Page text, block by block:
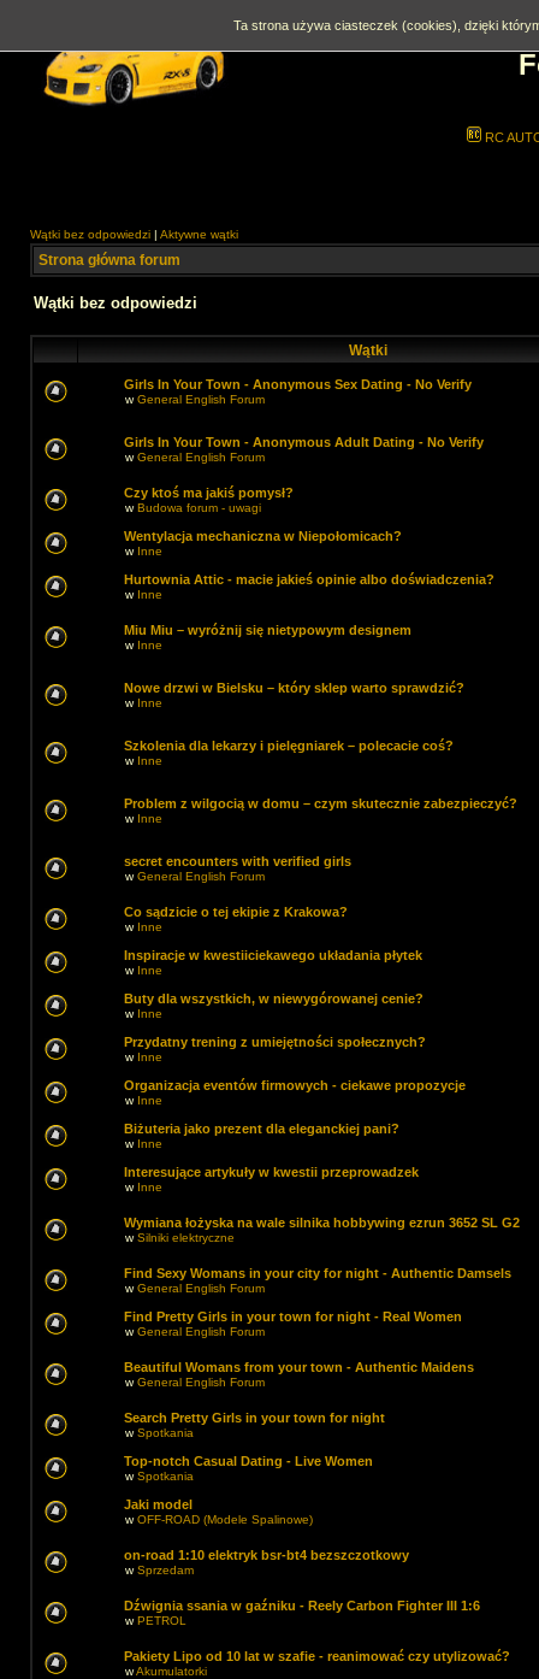
RC
Wątki bez odpowiedzi | Aktywne wątki
Strona główna forum
Wątki bez odpowiedzi
Wątki
Girls In Your Town - Anonymous Sex Dating - No Verify
wGeneral English Forum
Girls In Your Town - Anonymous Adult Dating - No Verify
wGeneral English Forum
Czy ktoś ma jakiś pomysł?
wBudowa forum - uwagi
Wentylacja mechaniczna w Niepołomicach?
w Inne
Hurtownia Attic - macie jakieś opinie albo doświadczenia?
w Inne
Miu Miu – wyróżnij się nietypowym designem
w Inne
Nowe drzwi w Bielsku – który sklep warto sprawdzić?
w Inne
Szkolenia dla lekarzy i pielęgniarek – polecacie coś?
w Inne
Problem z wilgocią w domu – czym skutecznie zabezpieczyć?
w Inne
secret encounters with verified girls
wGeneral English Forum
Co sądzicie o tej ekipie z Krakowa?
w Inne
Inspiracje w kwestiiciekawego układania płytek
w Inne
Buty dla wszystkich, w niewygórowanej cenie?
w Inne
Przydatny trening z umiejętności społecznych?
w Inne
Organizacja eventów firmowych - ciekawe propozycje
w Inne
Biżuteria jako prezent dla eleganckiej pani?
w Inne
Interesujące artykuły w kwestii przeprowadzek
w Inne
Wymiana łożyska na wale silnika hobbywing ezrun 3652 SL G2
wSilniki elektryczne
Find Sexy Womans in your city for night - Authentic Damsels
wGeneral English Forum
Find Pretty Girls in your town for night - Real Women
wGeneral English Forum
Beautiful Womans from your town - Authentic Maidens
wGeneral English Forum
Search Pretty Girls in your town for night
wSpotkania
Top-notch Сasual Dating - Live Women
wSpotkania
Jaki model
wOFF-ROAD (Modele Spalinowe)
on-road 1:10 elektryk bsr-bt4 bezszczotkowy
wSprzedam
Dźwignia ssania w gaźniku - Reely Carbon Fighter III 1:6
wPETROL
Pakiety Lipo od 10 lat w szafie - reanimować czy utylizować?
wAkumulatorki
Ta strona używa ciasteczek (cookies), dzięki